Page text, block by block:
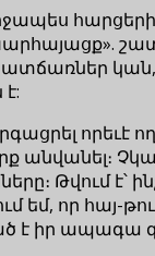
պատճառներ
անվանել։
Թվում է՝
եմ, որ հայ-
է իր ապագա